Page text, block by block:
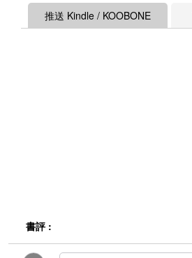
推送 Kindle / KOOBONE
書評 :